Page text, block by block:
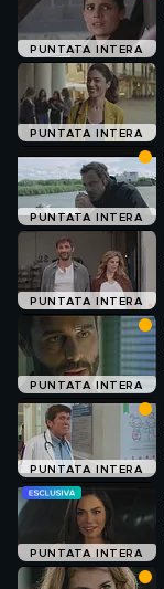
PUNTATA INTERA
PUNTATA INTERA
PUNTATA INTERA
PUNTATA INTERA
PUNTATA INTERA
PUNTATA INTERA
PUNTATA INTERA